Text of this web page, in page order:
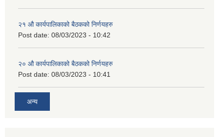
२‍१ औ कार्यपालिकाको बैठकको निर्णयहरु
Post date: 08/03/2023 - 10:42
२‍० औ कार्यपालिकाको बैठकको निर्णयहरु
Post date: 08/03/2023 - 10:41
अन्य